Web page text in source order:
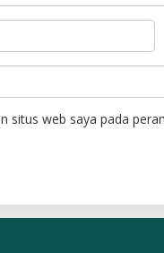
situs web saya pada